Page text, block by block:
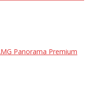
Panorama Premium